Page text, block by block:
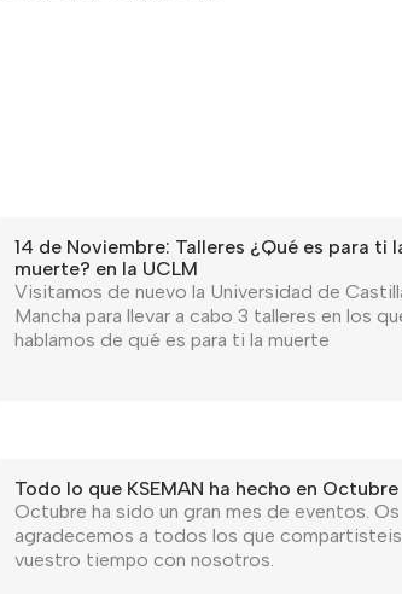
14 de Noviembre: Talleres ¿Qué es para ti
muerte? en la UCLM
Visitamos de nuevo la Universidad de
Mancha para llevar a cabo 3 talleres en los
hablamos de qué es para ti la muerte
Todo lo que KSEMAN ha hecho en Octubre
Octubre ha sido un gran mes de eventos. Os
agradecemos a todos los que compartisteis
vuestro tiempo con nosotros.